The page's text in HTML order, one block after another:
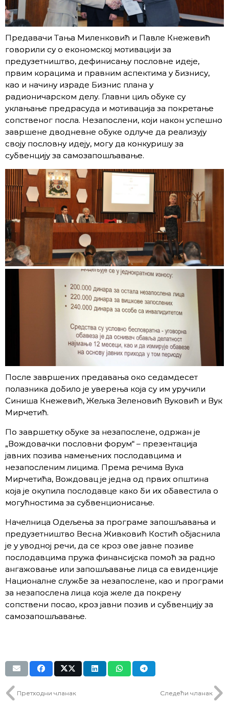
Предавачи Тања Миленковић и Павле Кнежевић
говорили су о економској мотивацији за
предузетништво, дефинисању пословне идеје,
првим корацима и правним аспектима у бизнису,
као и начину израде Бизнис плана у
радионичарском делу. Главни циљ обуке су
уклањање предрасуда и мотивација за покретање
сопственог посла. Незапослени, који након успешно
завршене дводневне обуке одлуче да реализују
своју пословну идеју, могу да конкуришу за
субвенцију за самозапошљавање.
После завршених предавања око седамдесет
полазника добило је уверења која су им уручили
Синиша Кнежевић, Жељка Зеленовић Вуковић и Вук
Мирчетић.
По завршетку обуке за незапослене, одржан је
„Вождовачки пословни форум“ – презентација
јавних позива намењених послодавцима и
незапосленим лицима. Према речима Вука
Мирчетића, Вождовац је једна од првих општина
која је окупила послодавце како би их обавестила о
могућностима за субвенционисање.
Начелница Одељења за програме запошљавања и
предузетништво Весна Живковић Костић објаснила
је у уводној речи, да се кроз ове јавне позиве
послодавцима пружа финансијска помоћ за радно
ангажовање или запошљавање лица са евиденције
Националне службе за незапослене, као и програми
за незапослена лица која желе да покрену
сопствени посао, кроз јавни позив и субвенцију за
самозапошљавање.
Претходни чланак Следећи чланак